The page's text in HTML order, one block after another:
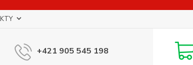
+421 905 545 198